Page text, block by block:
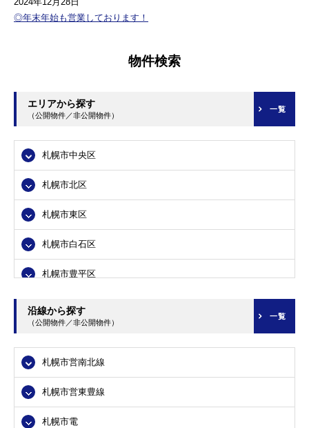
◎年末年始も営業しております！
物件検索
エリアから探す
（公開物件／非公開物件）
一覧
札幌市中央区
札幌市北区
札幌市東区
札幌市白石区
札幌市豊平区
札幌市厚別区
札幌市手稲区
札幌市清田区
沿線から探す
（公開物件／非公開物件）
一覧
札幌市営南北線
札幌市営東豊線
札幌市電